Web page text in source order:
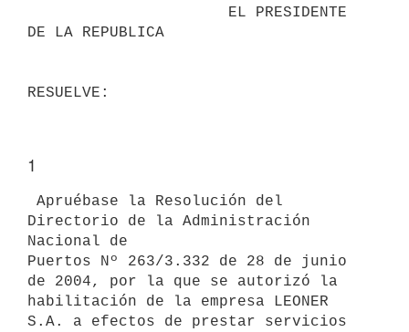
DE LA REPUBLICA
1
Directorio de la Administración
Nacional de
Puertos Nº 263/3.332 de 28 de junio
de 2004, por la que se autorizó la
habilitación de la empresa LEONER
S.A. a efectos de prestar servicios